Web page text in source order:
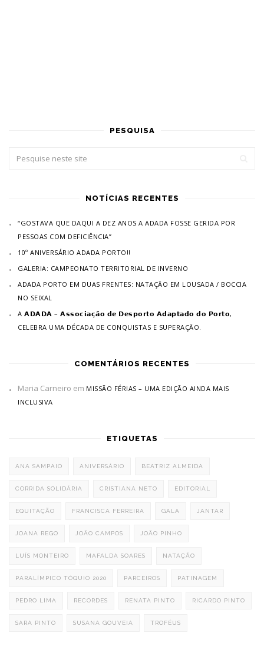
PESQUISA
NOTÍCIAS RECENTES
“GOSTAVA QUE DAQUI A DEZ ANOS A ADADA FOSSE GERIDA POR
PESSOAS COM DEFICIÊNCIA”
10º ANIVERSÁRIO ADADA PORTO!!
GALERIA: CAMPEONATO TERRITORIAL DE INVERNO
ADADA PORTO EM DUAS FRENTES: NATAÇÃO EM LOUSADA / BOCCIA
NO SEIXAL
A 𝗔𝗗𝗔𝗗𝗔 – 𝗔𝘀𝘀𝗼𝗰𝗶𝗮𝗰̧𝗮̃𝗼 𝗱𝗲 𝗗𝗲𝘀𝗽𝗼𝗿𝘁𝗼 𝗔𝗱𝗮𝗽𝘁𝗮𝗱𝗼 𝗱𝗼 𝗣𝗼𝗿𝘁𝗼,
CELEBRA UMA DÉCADA DE CONQUISTAS E SUPERAÇÃO.
COMENTÁRIOS RECENTES
Maria Carneiro em MISSÃO FÉRIAS – UMA EDIÇÃO AINDA MAIS
INCLUSIVA
ETIQUETAS
ANA SAMPAIO ANIVERSÁRIO BEATRIZ ALMEIDA
CORRIDA SOLIDÁRIA CRISTIANA NETO EDITORIAL
EQUITAÇÃO FRANCISCA FERREIRA GALA JANTAR
JOANA REGO JOÃO CAMPOS JOÃO PINHO
LUÍS MONTEIRO MAFALDA SOARES NATAÇÃO
PARALÍMPICO TÓQUIO 2020 PARCEIROS PATINAGEM
PEDRO LIMA RECORDES RENATA PINTO RICARDO PINTO
SARA PINTO SUSANA GOUVEIA TROFÉUS